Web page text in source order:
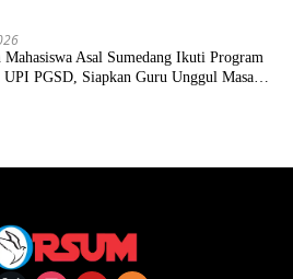
Mahasiswa Asal Sumedang Ikuti Program
PGSD, Siapkan Guru Unggul Masa